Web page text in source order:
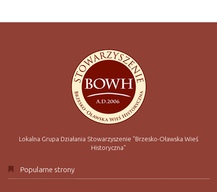
Lokalna Grupa Działania Stowarzyszenie "Brzesko-Oławska Wieś
Historyczna"
Popularne strony